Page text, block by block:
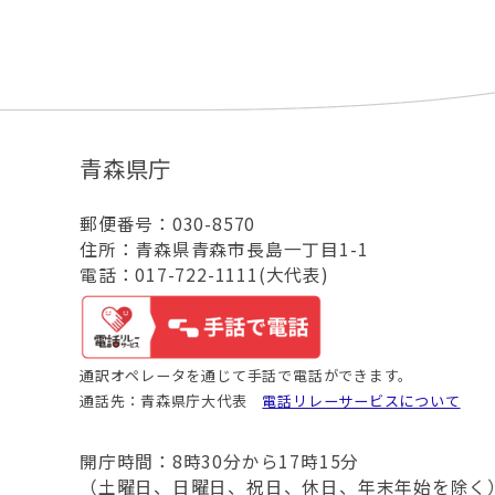
青森県庁
郵便番号：030-8570
住所：青森県青森市長島一丁目1-1
電話：017-722-1111(大代表)
通訳オペレータを通じて手話で電話ができます。
通話先：青森県庁大代表 電話リレーサービスについて
開庁時間：8時30分から17時15分
（土曜日、日曜日、祝日、休日、年末年始を除く